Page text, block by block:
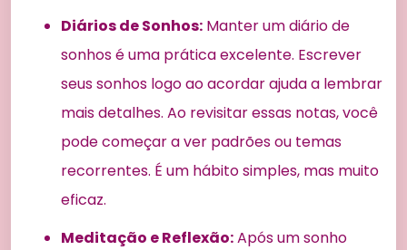
Diários de Sonhos: Manter um diário de
sonhos é uma prática excelente. Escrever
seus sonhos logo ao acordar ajuda a lembrar
mais detalhes. Ao revisitar essas notas, você
pode começar a ver padrões ou temas
recorrentes. É um hábito simples, mas muito
eficaz.
Meditação e Reflexão:Após um sonho